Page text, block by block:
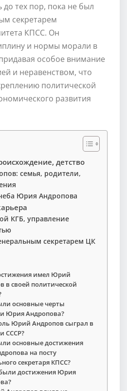
до тех пор, пока не был
секретарем
КПСС. Он
и нормы морали в
особое внимание
и неравенством, что
политической
развития
детство
семья, родители,
Юрия Андропова
КГБ, управление
секретарем ЦК
имел Юрий
в своей политической
основные черты
Юрия Андропова?
Юрий Андропов сыграл в
СССР?
основные достижения
на посту
секретаря КПСС?
достижения Юрия